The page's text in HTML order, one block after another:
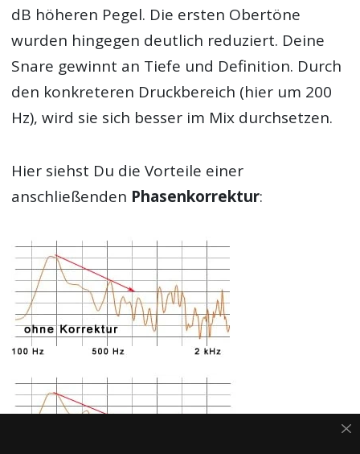
dB höheren Pegel. Die ersten Obertöne
wurden hingegen deutlich reduziert. Deine
Snare gewinnt an Tiefe und Definition. Durch
den konkreteren Druckbereich (hier um 200
Hz), wird sie sich besser im Mix durchsetzen.
Hier siehst Du die Vorteile einer
anschließenden Phasenkorrektur: